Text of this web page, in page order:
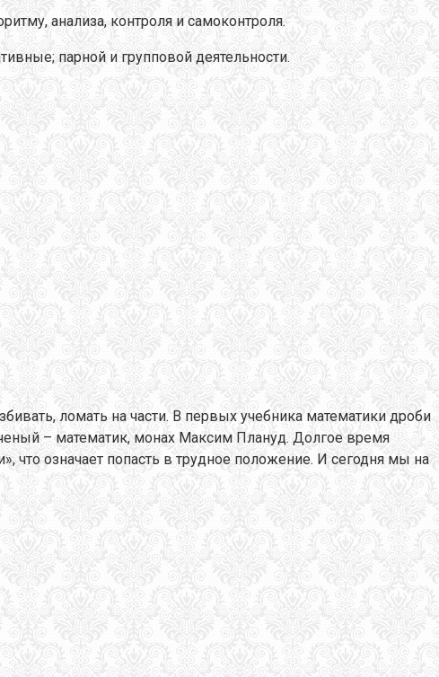
анализа, контроля и самоконтроля.
парной и групповой деятельности.
ломать на части. В первых учебника математики дроби
– математик, монах Максим Плануд. Долгое время
означает попасть в трудное положение. И сегодня мы на